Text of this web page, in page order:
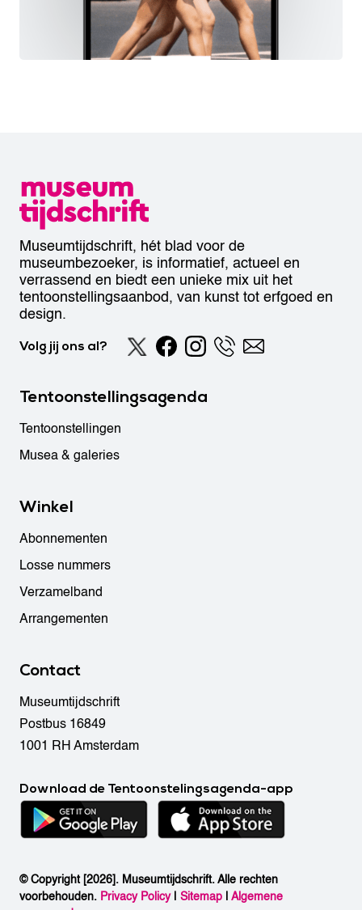
Museumtijdschrift, hét blad voor de
museumbezoeker, is informatief, actueel en
verrassend en biedt een unieke mix uit het
tentoonstellingsaanbod, van kunst tot erfgoed en
design.
Volg jij ons al?
Tentoonstellingsagenda
Tentoonstellingen
Musea & galeries
Winkel
Abonnementen
Losse nummers
Verzamelband
Arrangementen
Contact
Museumtijdschrift
Postbus 16849
1001 RH Amsterdam
Download de Tentoonstelingsagenda-app
© Copyright [2026]. Museumtijdschrift. Alle rechten
voorbehouden. Privacy Policy| Sitemap |Algemene